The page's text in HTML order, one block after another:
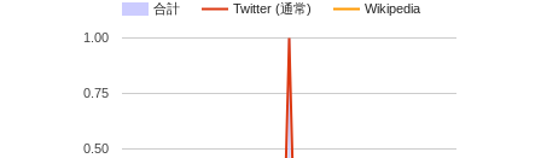
合計 Twitter (通常) Wikipedia
0.50
0.75
1.00